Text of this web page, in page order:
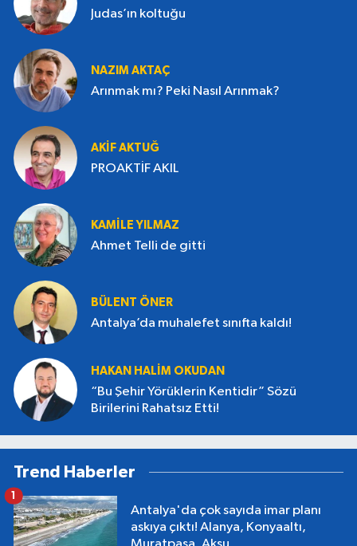
Judas’ın koltuğu
NAZIM AKTAÇ
Arınmak mı? Peki Nasıl Arınmak?
AKIF AKTUĞ
PROAKTİF AKIL
KAMILE YILMAZ
Ahmet Telli de gitti
BÜLENT ÖNER
Antalya’da muhalefet sınıfta kaldı!
HAKAN HALIM OKUDAN
“Bu Şehir Yörüklerin Kentidir” Sözü
Birilerini Rahatsız Etti!
Trend Haberler
Antalya'da çok sayıda imar planı
askıya çıktı! Alanya, Konyaaltı,
1